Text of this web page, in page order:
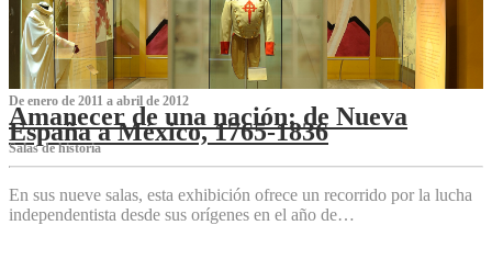
De enero de 2011 a abril de 2012
Amanecer de una nación: de Nueva
España a México, 1765-1836
Salas de historia
En sus nueve salas, esta exhibición ofrece un recorrido por la lucha
independentista desde sus orígenes en el año de…